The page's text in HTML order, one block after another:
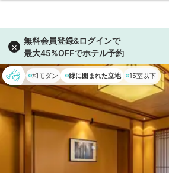
和モダン 緑に囲まれた立地 15室以下